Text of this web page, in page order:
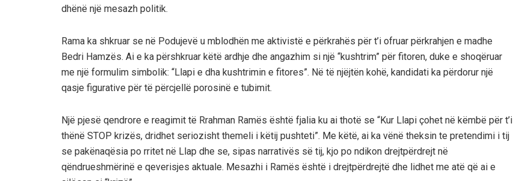
dhënë një mesazh politik.
Rama ka shkruar se në Podujevë u mblodhën me aktivistë e përkrahës për t’i ofruar përkrahjen e madhe
Bedri Hamzës. Ai e ka përshkruar këtë ardhje dhe angazhim si një “kushtrim” për fitoren, duke e shoqëruar
me një formulim simbolik: “Llapi e dha kushtrimin e fitores”. Në të njëjtën kohë, kandidati ka përdorur një
qasje figurative për të përcjellë porosinë e tubimit.
Një pjesë qendrore e reagimit të Rrahman Ramës është fjalia ku ai thotë se “Kur Llapi çohet në këmbë për t’i
thënë STOP krizës, dridhet seriozisht themeli i këtij pushteti”. Me këtë, ai ka vënë theksin te pretendimi i tij
se pakënaqësia po rritet në Llap dhe se, sipas narrativës së tij, kjo po ndikon drejtpërdrejt në
qëndrueshmërinë e qeverisjes aktuale. Mesazhi i Ramës është i drejtpërdrejtë dhe lidhet me atë që ai e